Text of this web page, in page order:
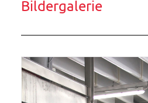
Bildergalerie